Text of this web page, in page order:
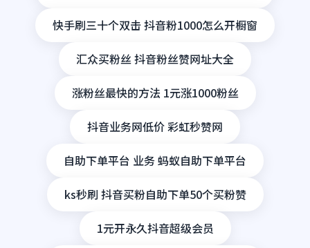
快手刷三十个双击 抖音粉1000怎么开橱窗
汇众买粉丝 抖音粉丝赞网址大全
涨粉丝最快的方法 1元涨1000粉丝
抖音业务网低价 彩虹秒赞网
自助下单平台 业务 蚂蚁自助下单平台
ks秒刷 抖音买粉自助下单50个买粉赞
1元开永久抖音超级会员